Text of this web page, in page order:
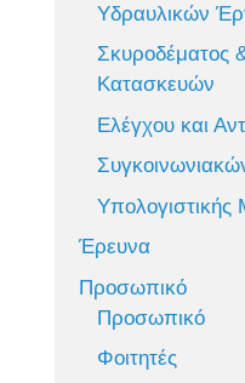
Υδραυλικών
Σκυροδέματος
Κατασκευών
Ελέγχου και
Υπολογιστικής
Έρευνα
Προσωπικό
Προσωπικό
Φοιτητές